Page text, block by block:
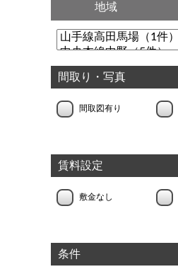
地域
間取り・写真
間取図有り
賃料設定
敷金なし
条件